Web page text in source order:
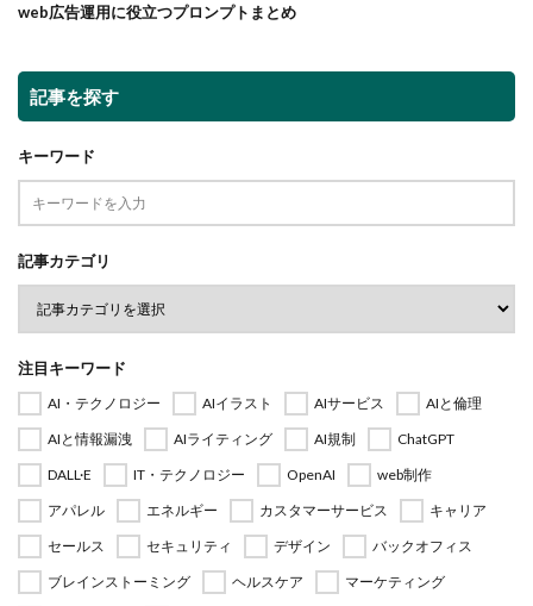
web広告運用に役立つプロンプトまとめ
記事を探す
キーワード
記事カテゴリ
注目キーワード
AI・テクノロジー AIイラスト AIサービス
AIと倫理
AIと情報漏洩
AIライティング AI規制
ChatGPT
DALL·E
IT・テクノロジー OpenAI
web制作
アパレル
エネルギー カスタマーサービス
キャリア
セールス
セキュリティ デザイン
バックオフィス
ブレインストーミング
ヘルスケア
マーケティング